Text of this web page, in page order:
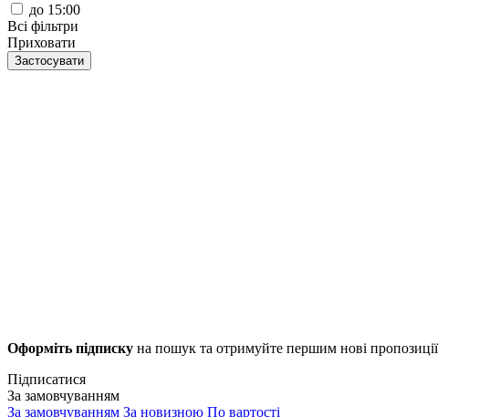
до 15:00
Всі фільтри
Приховати
Застосувати
Оформіть підписку на пошук та отримуйте першим нові пропозиції
Підписатися
За замовчуванням
За замовчуванням За новизною По вартості